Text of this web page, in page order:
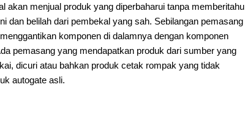
akan menjual produk yang diperbaharui tanpa memberitahu
dan belilah dari pembekal yang sah. Sebilangan pemasang
komponen di dalamnya dengan komponen
pemasang yang mendapatkan produk dari sumber yang
dicuri atau bahkan produk cetak rompak yang tidak
autogate asli.